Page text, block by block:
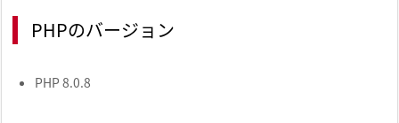
PHPのバージョン
PHP 8.0.8